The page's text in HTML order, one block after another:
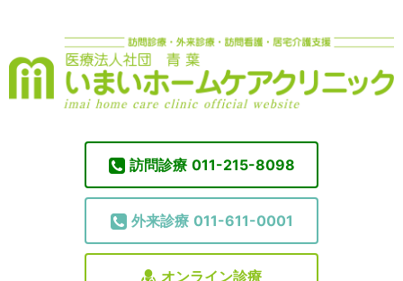
訪問診療 011-215-8098
外来診療 011-611-0001
オンライン診療